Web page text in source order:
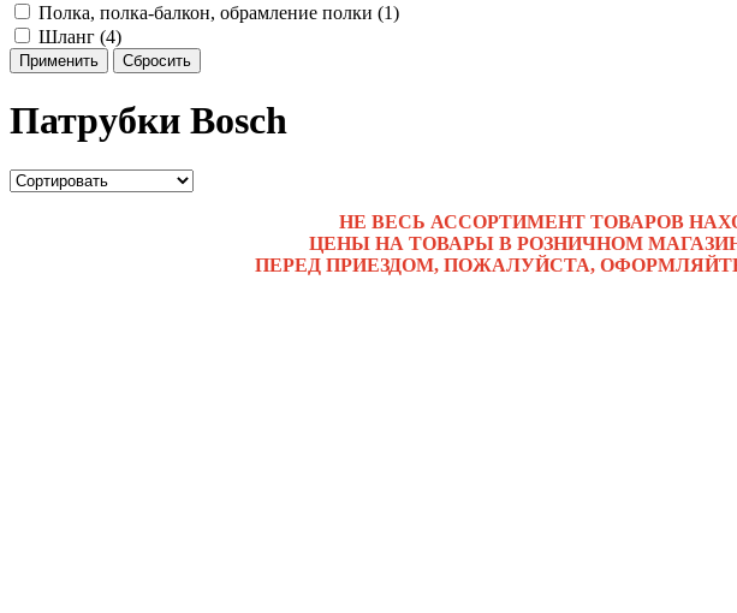
Полка, полка-балкон, обрамление полки (1)
Шланг (4)
Применить Сбросить
Патрубки Bosch
НЕ ВЕСЬ АССОРТИМЕНТ ТОВАРОВ
ЦЕНЫ НА ТОВАРЫ В РОЗНИЧНОМ
ПЕРЕД ПРИЕЗДОМ, ПОЖАЛУЙСТА,